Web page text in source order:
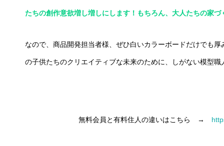
たちの創作意欲増し増しにします！もちろん、大人たちの家
なので、商品開発担当者様、ぜひ白いカラーボードだけでも
の子供たちのクリエイティブな未来のために、しがない模型
無料会員と有料住人の違いはこちら →